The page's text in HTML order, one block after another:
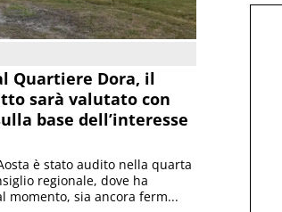
Quartiere Dora, il
sarà valutato con
base dell’interesse
è stato audito nella quarta
regionale, dove ha
momento, sia ancora ferm...